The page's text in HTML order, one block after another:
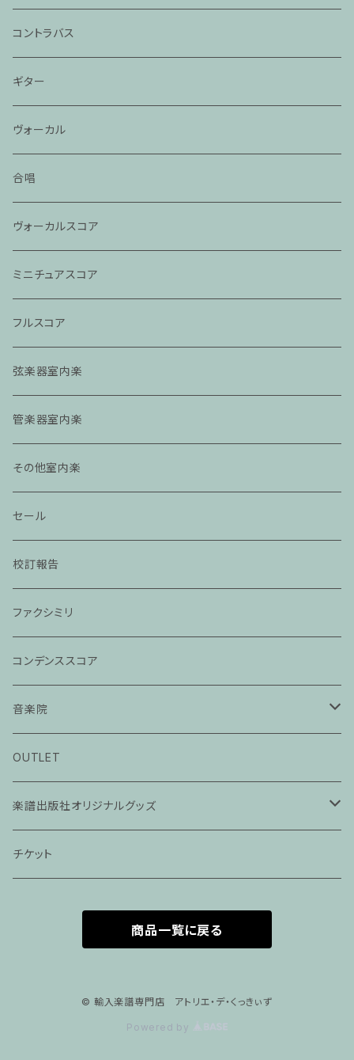
コントラバス
ギター
ヴォーカル
合唱
ヴォーカルスコア
ミニチュアスコア
フルスコア
弦楽器室内楽
管楽器室内楽
その他室内楽
セール
校訂報告
ファクシミリ
コンデンススコア
音楽院
ピアノ科３０分レッスン
ピアノ科４５分レッスン
家族割プラン
家族割適用プラン2
声楽ピアノ４５分レッスン
ヴァイオリンピアノ６０分レッスン
OUTLET
楽譜出版社オリジナルグッズ
アパレル
チケット
商品一覧に戻る
© 輸入楽譜専門店 アトリエ・デ・くっきぃず
Powered by